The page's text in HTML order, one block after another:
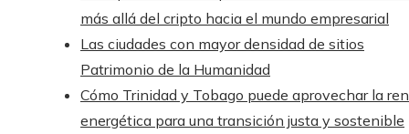
más allá del cripto hacia el mundo empresarial
Las ciudades con mayor densidad de sitios
Patrimonio de la Humanidad
Cómo Trinidad y Tobago puede aprovechar la
energética para una transición justa y sostenible